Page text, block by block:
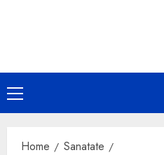
Primary
Menu
Home
Sanatate